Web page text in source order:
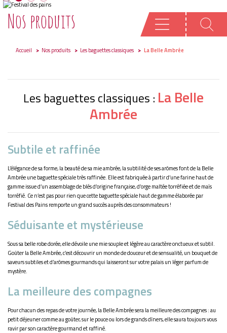
Nos produits
Accueil Nos produits Les baguettes classiques La Belle Ambrée
Les baguettes classiques : La Belle
Ambrée
Subtile et raffinée
L’élégance de sa forme, la beauté de sa mie ambrée, la subtilité de ses arômes font de la Belle
Ambrée une baguette spéciale très raffinée. Elle est fabriquée à partir d’une farine haut de
gamme issue d’un assemblage de blés d’origine française, d’orge maltée torréfiée et de maïs
torréfié. Ce n’est pas pour rien que cette baguette spéciale haut de gamme élaborée par
Festival des Pains remporte un grand succès auprès des consommateurs !
Séduisante et mystérieuse
Sous sa belle robe dorée, elle dévoile une mie souple et légère au caractère onctueux et subtil.
Goûter la Belle Ambrée, c’est découvrir un monde de douceur et de sensualité, un bouquet de
saveurs subtiles et d’arômes gourmands qui laisseront sur votre palais un léger parfum de
mystère.
La meilleure des compagnes
Pour chacun des repas de votre journée, la Belle Ambrée sera la meilleure des compagnes : au
petit déjeuner comme au goûter, sur le pouce ou lors de grands dîners, elle saura toujours vous
ravir par son caractère gourmand et raffiné.